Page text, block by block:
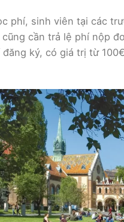
phí, sinh viên tại các
cũng cần trả lệ phí nộp
đăng ký, có giá trị từ